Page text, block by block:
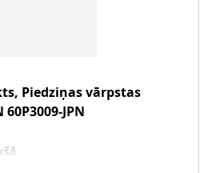
Piedziņas vārpstas
60P3009-JPN